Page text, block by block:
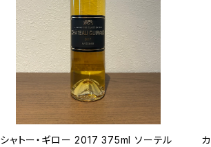
シャトー・ギロー 2017 375ml ソーテル